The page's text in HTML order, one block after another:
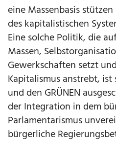
eine Massenbasis
des kapitalistischen
Eine solche Politik, die
Massen,
Gewerkschaften setzt
Kapitalismus anstrebt,
und den GRÜNEN
der Integration in dem
Parlamentarismus
bürgerliche